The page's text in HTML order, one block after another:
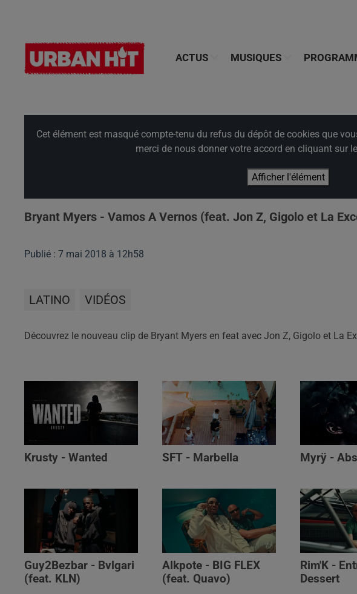
ACTUS MUSIQUES
Cet élément est masqué compte-tenu du refus du dépôt de cookies que
merci de nous donner votre accord en cliquant sur
Afficher l'élément
Bryant Myers - Vamos A Vernos (feat. Jon Z, Gigolo et La
Publié : 7 mai 2018 à 12h58
LATINO VIDÉOS
Découvrez le nouveau clip de Bryant Myers en feat avec Jon Z, Gigolo et La
Krusty - Wanted SFT - Marbella Myrÿ -
Guy2Bezbar - Bvlgari
(feat. KLN)
Alkpote - BIG FLEX
(feat. Quavo)
Rim'K -
Dessert